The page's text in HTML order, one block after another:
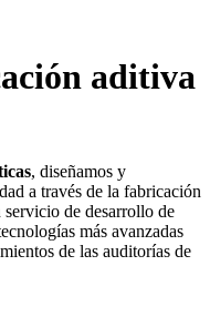
aditiva
, diseñamos y
a través de la fabricación
de desarrollo de
más avanzadas
de las auditorías de